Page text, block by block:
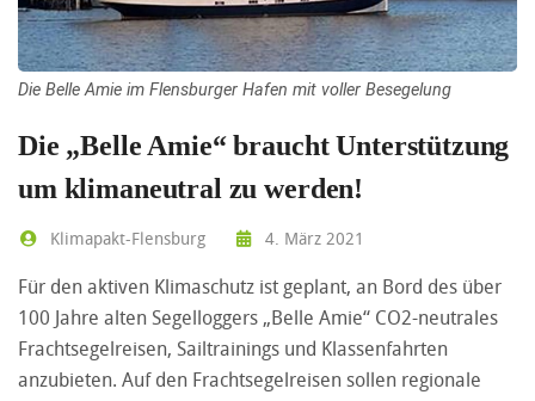
Die Belle Amie im Flensburger Hafen mit voller Besegelung
Die „Belle Amie“ braucht Unterstützung
um klimaneutral zu werden!
Klimapakt-Flensburg 4. März 2021
Für den aktiven Klimaschutz ist geplant, an Bord des über
100 Jahre alten Segelloggers „Belle Amie“ CO2-neutrales
Frachtsegelreisen, Sailtrainings und Klassenfahrten
anzubieten. Auf den Frachtsegelreisen sollen regionale